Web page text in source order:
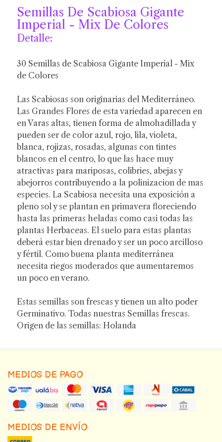
Semillas De Scabiosa Gigante
Imperial - Mix De Colores
Detalle:
30 Semillas de Scabiosa Gigante Imperial - Mix
de Colores
Las Scabiosas son originarias del Mediterráneo.
Las Grandes Flores de esta variedad aparecen en
en Varas altas, tienen forma de almohadillada y
pueden ser de color azul, rojo, lila, violeta,
blanca, rojizas, rosadas, algunas con tintes
blancos en el centro, lo que las hace muy
atractivas para mariposas, colibries, abejas y
abejorros contribuyendo a la polinizacion de mas
especies. La Scabiosa necesita una exposición a
pleno sol y se plantan en primavera floreciendo
hasta las primeras heladas como casi todas las
plantas Herbaceas. El suelo para estas plantas
deberá estar bien drenado y ser un poco arcilloso
y fértil. Como buena planta mediterránea
necesita riegos moderados que aumentaremos
un poco en verano.
Estas semillas son frescas y tienen un alto poder
Germinativo. Todas nuestras Semillas frescas.
Origen de las semillas: Holanda
MEDIOS DE PAGO
MEDIOS DE ENVÍO